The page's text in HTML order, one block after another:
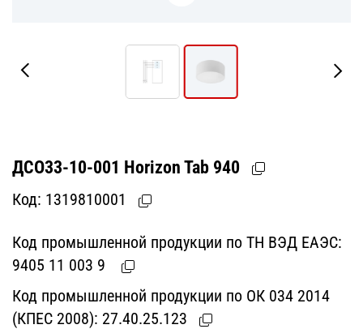
ДСО33-10-001 Horizon Tab 940
Код: 1319810001
Код промышленной продукции по ТН ВЭД ЕАЭС:
9405 11 003 9
Код промышленной продукции по ОК 034 2014
(КПЕС 2008): 27.40.25.123